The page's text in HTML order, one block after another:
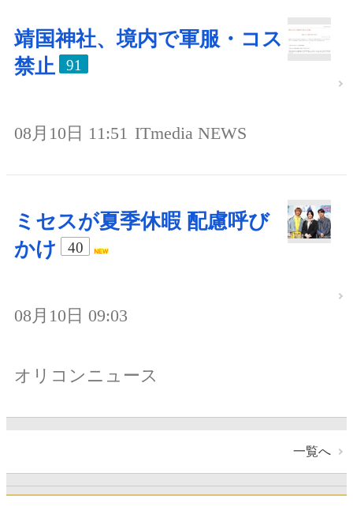
靖国神社、境内で軍服・コス
禁止
91
08月10日 11:51 ITmedia NEWS
ミセスが夏季休暇 配慮呼び
かけ
40
08月10日 09:03
オリコンニュース
一覧へ